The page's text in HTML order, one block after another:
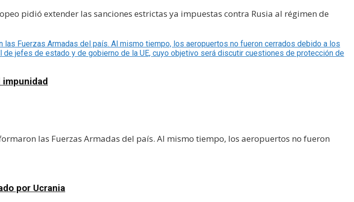
pidió extender las sanciones estrictas ya impuestas contra Rusia al régimen de
impunidad
las Fuerzas Armadas del país. Al mismo tiempo, los aeropuertos no fueron
por Ucrania